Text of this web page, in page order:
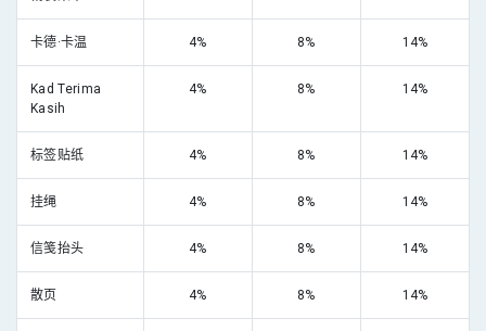
卡德·卡温 4% 8% 14%
Kad Terima
Kasih
4% 8% 14%
标签贴纸 4% 8% 14%
挂绳 4% 8% 14%
信笺抬头 4% 8% 14%
散页 4% 8% 14%